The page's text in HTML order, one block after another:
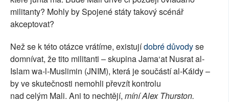
militanty? Mohly by Spojené státy takový scénář
akceptovat?
Než se k této otázce vrátíme, existujídobré důvodyse
domnívat, že tito militanti – skupina Jama‘at Nusrat al-
Islam wa-l-Muslimin (JNIM), která je součástí al-Káidy –
by ve skutečnosti nemohli převzít kontrolu
nad celým Mali. Ani to nechtějí, míní Alex Thurston.